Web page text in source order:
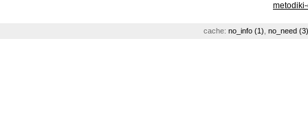
cache: no_info (1) no_need (3)